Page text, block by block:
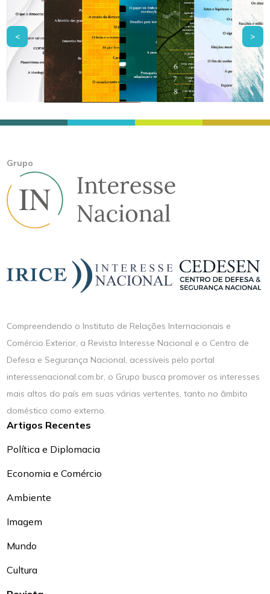
< >
Grupo
Compreendendo o Instituto de Relações Internacionais e
Comércio Exterior, a Revista Interesse Nacional e o Centro de
Defesa e Segurança Nacional, acessíveis pelo portal
interessenacional.com.br, o Grupo busca promover os interesses
mais altos do país em suas várias vertentes, tanto no âmbito
doméstico como externo.
Artigos Recentes
Política e Diplomacia
Economia e Comércio
Ambiente
Imagem
Mundo
Cultura